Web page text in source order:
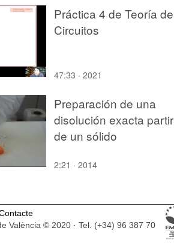
Práctica 4 de Teoría de
Circuitos
47:33 · 2021
Preparación de una
disolución exacta partir
de un sólido
2:21 · 2014
València © 2020 · Tel. (+34) 96 387 70